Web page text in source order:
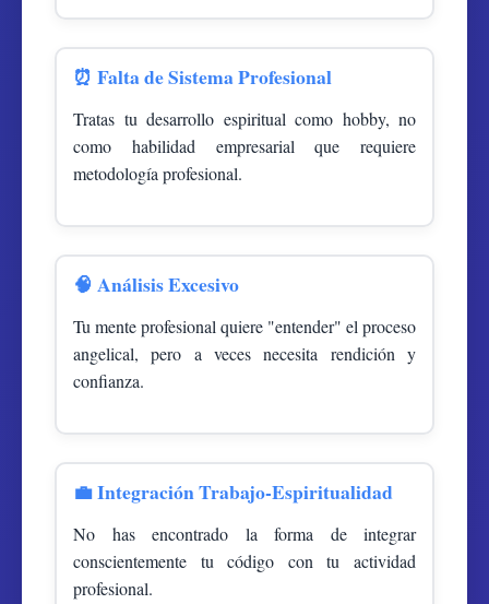
⏰ Falta de Sistema Profesional
Tratas tu desarrollo espiritual como hobby, no
como habilidad empresarial que requiere
metodología profesional.
🧠 Análisis Excesivo
Tu mente profesional quiere "entender" el proceso
angelical, pero a veces necesita rendición y
confianza.
💼 Integración Trabajo-Espiritualidad
No has encontrado la forma de integrar
conscientemente tu código con tu actividad
profesional.